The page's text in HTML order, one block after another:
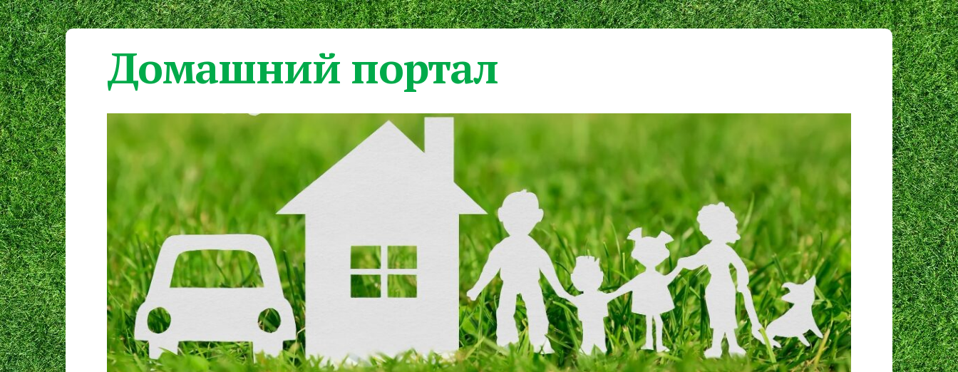
Домашний портал